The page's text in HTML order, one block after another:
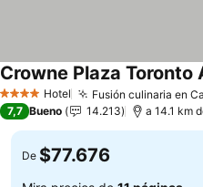
4 EstrellasHotel Fusión culinaria en
Crowne Plaza Toronto
7,7 Bueno 14.213 a 14.1 km
De $77.676